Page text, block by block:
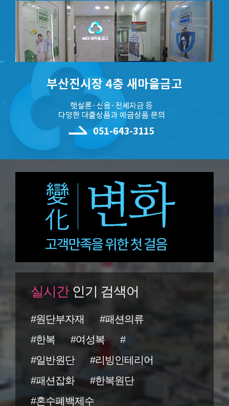
실시간인기 검색어
#원단부자재
#패션의류
#한복
#여성복
#
#일반원단
#리빙인테리어
#패션잡화
#한복원단
#혼수폐백제수